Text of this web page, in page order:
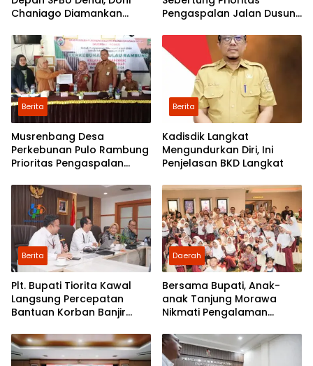
Chaniago Diamankan
Pengaspalan Jalan Dusun
Berita
Musrenbang Desa
Perkebunan Pulo Rambung
Prioritas Pengaspalan
Dusun Pondok Boyan
Berita
Kadisdik Langkat
Mengundurkan Diri, Ini
Penjelasan BKD Langkat
Berita
Plt. Bupati Tiorita Kawal
Langsung Percepatan
Bantuan Korban Banjir
Daerah
Bersama Bupati, Anak-
anak Tanjung Morawa
Nikmati Pengalaman